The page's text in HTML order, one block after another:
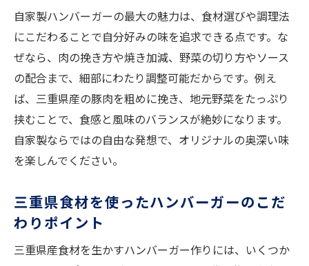
自家製ハンバーガーの最大の魅力は、食材選びや調理法
にこだわることで自分好みの味を追求できる点です。な
ぜなら、肉の挽き方や焼き加減、野菜の切り方やソース
の配合まで、細部にわたり調整可能だからです。例え
ば、三重県産の豚肉を粗めに挽き、地元野菜をたっぷり
挟むことで、食感と風味のバランスが絶妙になります。
自家製ならではの自由な発想で、オリジナルの奥深い味
を楽しんでください。
三重県食材を使ったハンバーガーのこだ
わりポイント
三重県産食材を生かすハンバーガー作りには、いくつか